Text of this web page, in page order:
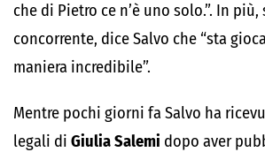
che di Pietro ce n’è uno solo.”. In
concorrente, dice Salvo che “sta
maniera incredibile”.
Mentre pochi giorni fa Salvo ha
legali di Giulia Salemi dopo aver